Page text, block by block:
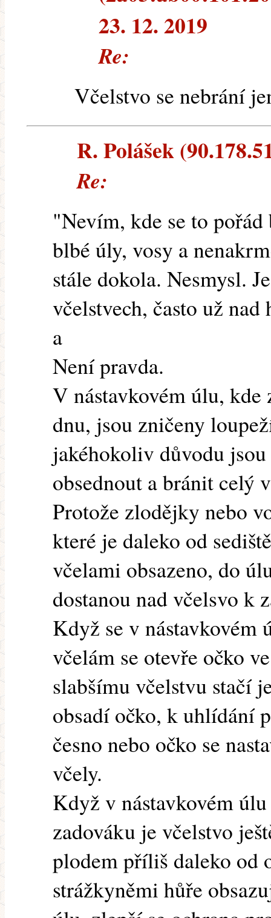
23. 12. 2019
Re:
Včelstvo se nebrání
R. Polášek
Re:
"Nevím, kde se to
blbé úly, vosy a
stále dokola. Nesmysl.
včelstvech, často už nad
a
Není pravda.
V nástavkovém úlu, kde
dnu, jsou zničeny
jakéhokoliv důvodu
obsednout a bránit celý
Protože zlodějky nebo
které je daleko od
včelami obsazeno, do
dostanou nad včelsvo k
Když se v nástavkovém
včelám se otevře očko
slabšímu včelstvu stačí
obsadí očko, k uhlídání
česno nebo očko se
včely.
Když v nástavkovém
zadováku je včelstvo
plodem příliš daleko od
strážkyněmi hůře